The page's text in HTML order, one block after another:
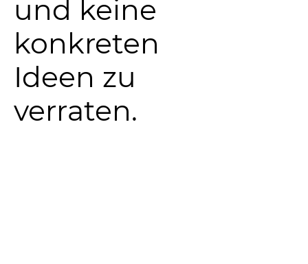
und keine
konkreten
Ideen zu
verraten.